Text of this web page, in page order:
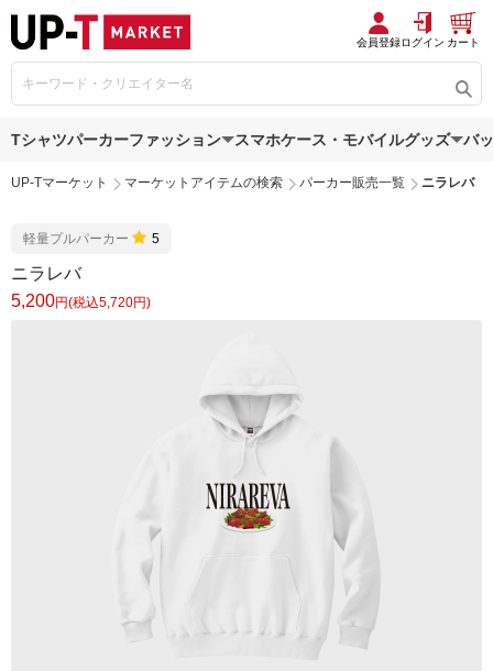
会員登録ログイン カート
Tシャツパーカーファッション スマホケース・モバイルグッズ バ
UP-Tマーケット マーケットアイテムの検索 パーカー販売一覧 ニラレバ
軽量プルパーカー 5
ニラレバ
5,200円(税込5,720円)